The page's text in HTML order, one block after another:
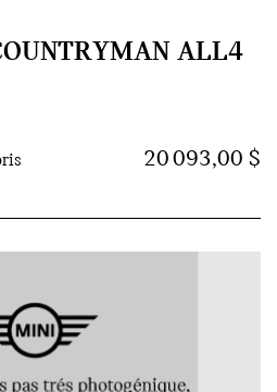
ALL4
20 093,00 $